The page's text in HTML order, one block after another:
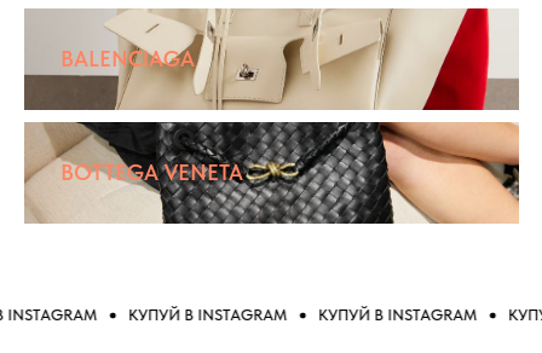
BALENCIAGA
BOTTEGA VENETA
КУПУЙ В INSTAGRAM КУПУЙ В INSTAGRAM КУПУЙ